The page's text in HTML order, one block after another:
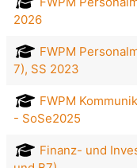
2026
FWPM
7), SS 2023
FWPM
- SoSe2025
Finanz- und